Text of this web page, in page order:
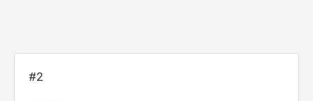
#2